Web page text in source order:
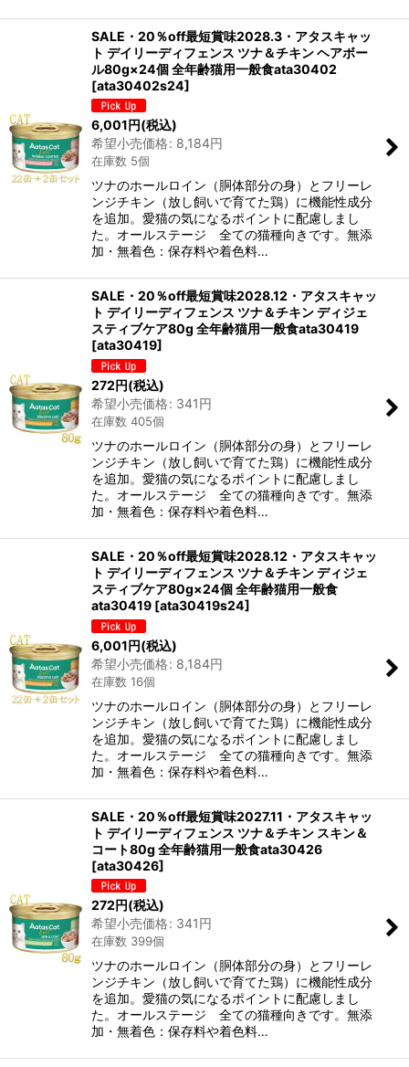
SALE・20％off最短賞味2028.3・アタスキャッ
ト デイリーディフェンス ツナ＆チキン ヘアボー
ル80g×24個 全年齢猫用一般食ata30402
[ata30402s24]
6,001円(税込)
希望小売価格: 8,184円
在庫数 5個
ツナのホールロイン（胴体部分の身）とフリーレ
ンジチキン（放し飼いで育てた鶏）に機能性成分
を追加。愛猫の気になるポイントに配慮しまし
た。オールステージ 全ての猫種向きです。無添
加・無着色：保存料や着色料…
SALE・20％off最短賞味2028.12・アタスキャッ
ト デイリーディフェンス ツナ＆チキン ディジェ
スティブケア80g 全年齢猫用一般食ata30419
[ata30419]
272円(税込)
希望小売価格: 341円
在庫数 405個
ツナのホールロイン（胴体部分の身）とフリーレ
ンジチキン（放し飼いで育てた鶏）に機能性成分
を追加。愛猫の気になるポイントに配慮しまし
た。オールステージ 全ての猫種向きです。無添
加・無着色：保存料や着色料…
SALE・20％off最短賞味2028.12・アタスキャッ
ト デイリーディフェンス ツナ＆チキン ディジェ
スティブケア80g×24個 全年齢猫用一般食
ata30419 [ata30419s24]
6,001円(税込)
希望小売価格: 8,184円
在庫数 16個
ツナのホールロイン（胴体部分の身）とフリーレ
ンジチキン（放し飼いで育てた鶏）に機能性成分
を追加。愛猫の気になるポイントに配慮しまし
た。オールステージ 全ての猫種向きです。無添
加・無着色：保存料や着色料…
SALE・20％off最短賞味2027.11・アタスキャッ
ト デイリーディフェンス ツナ＆チキン スキン＆
コート80g 全年齢猫用一般食ata30426
[ata30426]
272円(税込)
希望小売価格: 341円
在庫数 399個
ツナのホールロイン（胴体部分の身）とフリーレ
ンジチキン（放し飼いで育てた鶏）に機能性成分
を追加。愛猫の気になるポイントに配慮しまし
た。オールステージ 全ての猫種向きです。無添
加・無着色：保存料や着色料…